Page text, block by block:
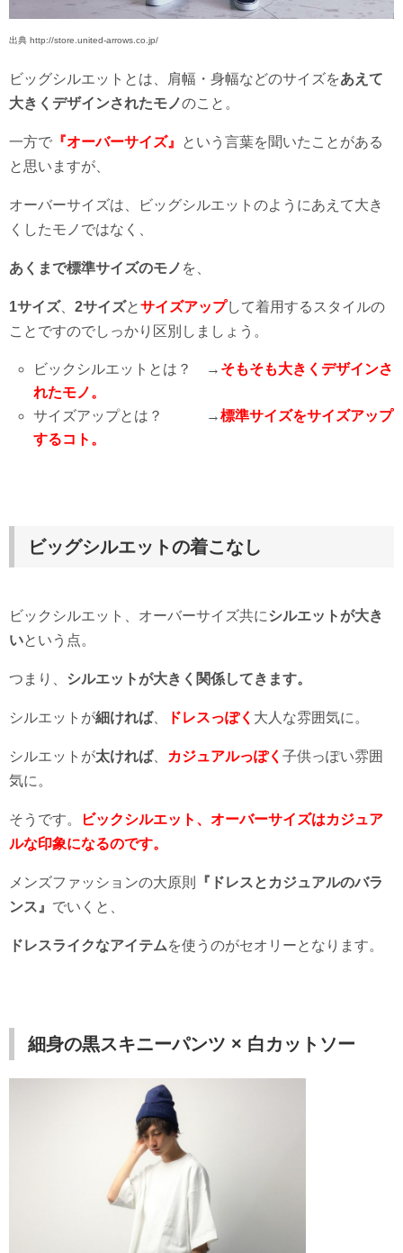
出典 http://store.united-arrows.co.jp/
ビッグシルエットとは、肩幅・身幅などのサイズをあえて
大きくデザインされたモノのこと。
一方で 『オーバーサイズ』
という言葉を聞いたことがある
と思いますが、
オーバーサイズは、ビッグシルエットのようにあえて大き
くしたモノではなく、
あくまで標準サイズのモノ を、
1サイズ、 2サイズとサイズアップして着用するスタイルの
ことですのでしっかり区別しましょう。
ビックシルエットとは？ → そもそも大きくデザインさ
れたモノ。
サイズアップとは？ →標準サイズをサイズアップ
するコト。
ビッグシルエットの着こなし
ビックシルエット、オーバーサイズ共にシルエットが大き
いという点。
つまり、 シルエットが大きく関係してきます。
シルエットが細ければ、 ドレスっぽく 大人な雰囲気に。
シルエットが太ければ、 カジュアルっぽく 子供っぽい雰囲
気に。
そうです。
ビックシルエット、オーバーサイズはカジュア
ルな印象になるのです。
メンズファッションの大原則
『ドレスとカジュアルのバラ
ンス』 でいくと、
ドレスライクなアイテムを使うのがセオリーとなります。
細身の黒スキニーパンツ × 白カットソー